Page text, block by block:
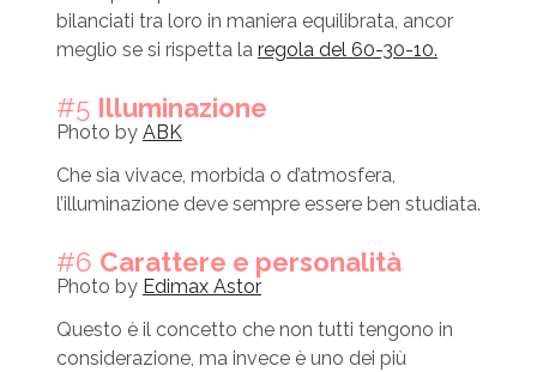
bilanciati tra loro in maniera equilibrata, ancor
meglio se si rispetta la regola del 60-30-10.
#5 Illuminazione
Photo by ABK
Che sia vivace, morbida o d’atmosfera,
l’illuminazione deve sempre essere ben studiata.
#6 Carattere e personalità
Photo by Edimax Astor
Questo è il concetto che non tutti tengono in
considerazione, ma invece è uno dei più